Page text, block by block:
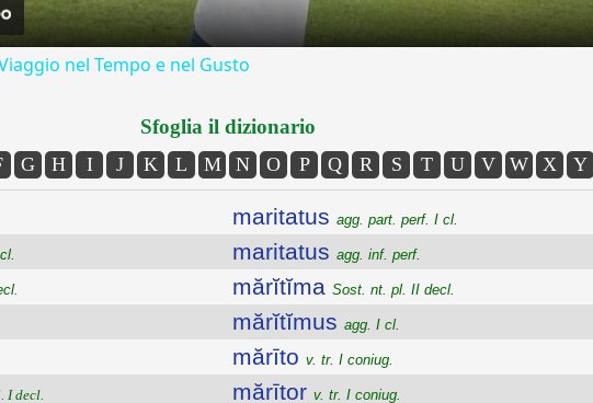
nel Tempo e nel Gusto
Sfoglia il dizionario
G H I J K L M N O P Q R S T U V W X Y
I decl.
maritatus agg. part. perf. I cl.
maritatus agg. inf. perf.
mărĭtĭma Sost. nt. pl. II decl.
mărĭtĭmus agg. I cl.
mărīto v. tr. I coniug.
mărītor v. tr. I coniug.